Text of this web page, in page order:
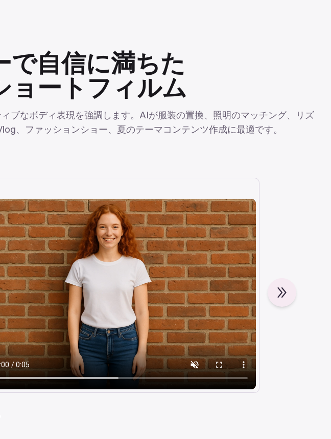
自信に満ちた
ョートフィルム
ブなボディ表現を強調します。AIが服装の置換、照明のマッチング、リズ
、ファッションショー、夏のテーマコンテンツ作成に最適です。